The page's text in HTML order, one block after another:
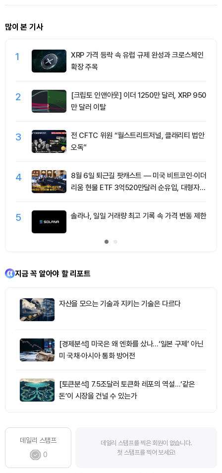
많이 본 기사
1
XRP 가격 등락 속 유럽 규제 완성과 크로스체인
확장 주목
2
[크립토 인앤아웃] 이더 1250만 달러, XRP 950
만 달러 이탈
3
전 CFTC 위원 “월스트리트저널, 클래리티 법안
오독”
4
8월 6일 퇴근길 팟캐스트 — 미국 비트코인·이더
리움 현물 ETF 3억520만달러 순유입, 대형자산
5 솔라나, 일일 거래량 최고 기록 속 가격 변동 제한
지금 꼭 알아야 할 리포트
자산을 모으는 기술과 지키는 기술은 다르다
[경제분석] 미국은 왜 엔화를 샀나…‘일본 구제’ 아닌
미 국채·아시아 통화 방어전
[토큰분석] 7.5조달러 토큰화 레포의 역설…‘같은
돈’이 시장을 건널 수 있는가
데일리 스탬프
0
데일리 스탬프를 찍은 회원이 없습니다.
첫 스탬프를 찍어 보세요!